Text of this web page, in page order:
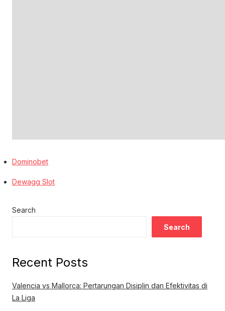
Dominobet
Dewagg Slot
Search
Search
Recent Posts
Valencia vs Mallorca: Pertarungan Disiplin dan Efektivitas di
La Liga